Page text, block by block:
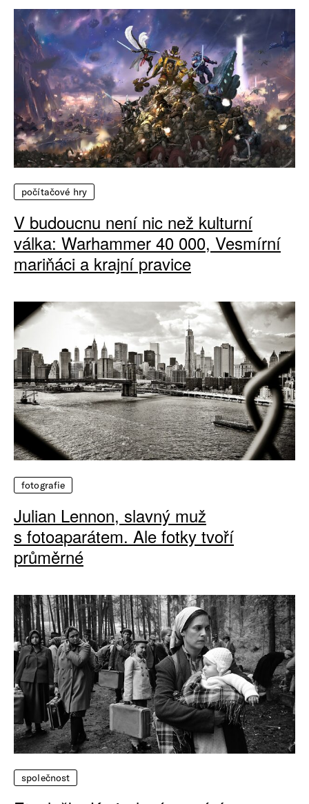
počítačové hry
V budoucnu není nic než kulturní
válka: Warhammer 40 000, Vesmírní
mariňáci a krajní pravice
fotografie
Julian Lennon, slavný muž
s fotoaparátem. Ale fotky tvoří
průměrné
společnost